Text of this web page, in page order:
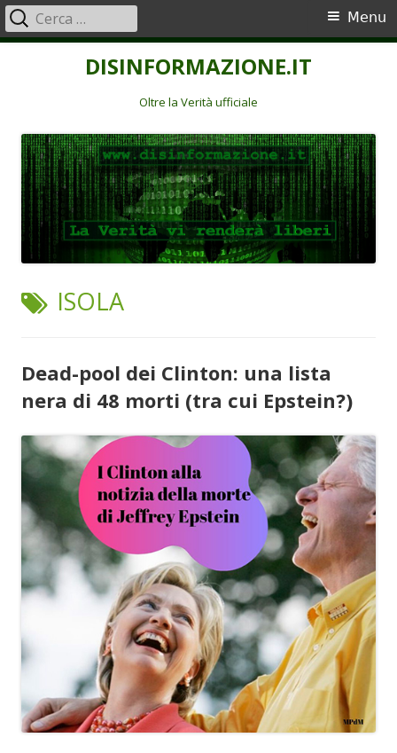
DISINFORMAZIONE.IT
Oltre la Verità ufficiale
Menu
principale
Menu
Ricerca
per:
TAG:
ISOLA
Dead-pool dei Clinton: una lista
nera di 48 morti (tra cui Epstein?)